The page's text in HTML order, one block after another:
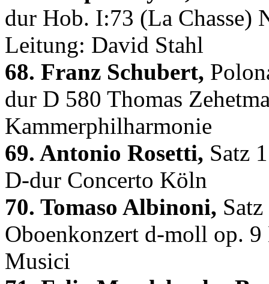
dur Hob. I:73 (La Chasse)
Leitung: David Stahl
68. Franz Schubert,
dur D 580 Thomas
Kammerphilharmonie
69. Antonio Rosetti, Satz
D-dur Concerto Köln
70. Tomaso Albinoni,
Oboenkonzert d-moll op.
Musici